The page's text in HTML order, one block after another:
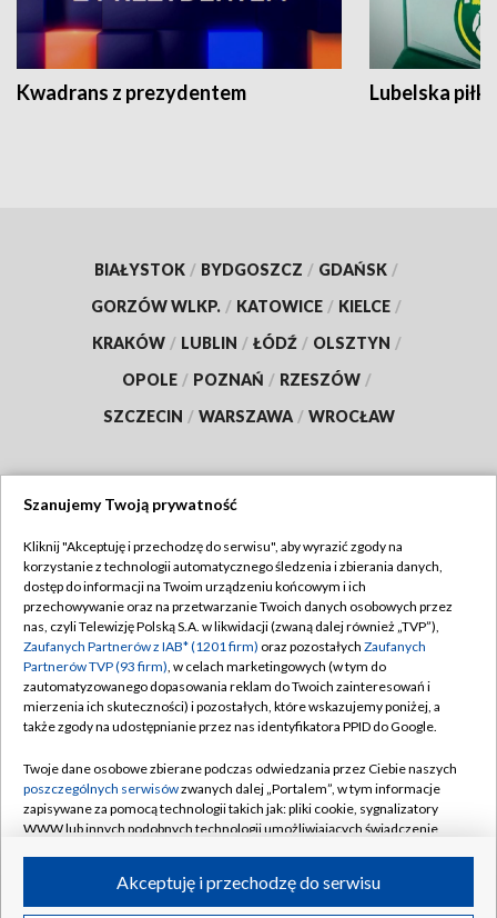
Kwadrans z prezydentem Lubelska piłka
BIAŁYSTOK / BYDGOSZCZ / GDAŃSK /
GORZÓW WLKP. / KATOWICE / KIELCE /
KRAKÓW / LUBLIN / ŁÓDŹ / OLSZTYN /
OPOLE / POZNAŃ / RZESZÓW /
SZCZECIN / WARSZAWA / WROCŁAW
TVP
Abonament TVP
Emisja w TVP
Centrum informacji TVP
Naziemna Telewizja Cyfrowa
Rada Programowa
System NOS
Informacje o nadawcy
Program dla prasy
Regulamin TVP
Polityka prywatności
Moje zgody
Pomoc
Kontakt
Kanały
Szanujemy Twoją prywatność
Kliknij "Akceptuję i przechodzę do serwisu", aby wyrazić zgody na
korzystanie z technologii automatycznego śledzenia i zbierania danych,
dostęp do informacji na Twoim urządzeniu końcowym i ich
przechowywanie oraz na przetwarzanie Twoich danych osobowych przez
nas, czyli Telewizję Polską S.A. w likwidacji (zwaną dalej również „TVP”),
Zaufanych Partnerów z IAB* (1201 firm) oraz pozostałych Zaufanych
Partnerów TVP (93 firm), w celach marketingowych (w tym do
zautomatyzowanego dopasowania reklam do Twoich zainteresowań i
mierzenia ich skuteczności) i pozostałych, które wskazujemy poniżej, a
także zgody na udostępnianie przez nas identyfikatora PPID do Google.
Twoje dane osobowe zbierane podczas odwiedzania przez Ciebie naszych
poszczególnych serwisówzwanych dalej „Portalem”, w tym informacje
zapisywane za pomocą technologii takich jak: pliki cookie, sygnalizatory
WWW lub innych podobnych technologii umożliwiających świadczenie
ruchu w Internecie.Akceptuję i przechodzę do serwisu